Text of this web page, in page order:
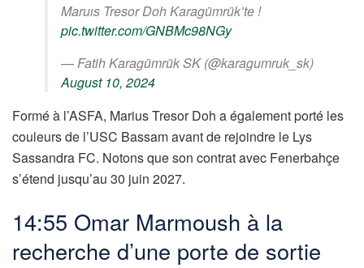
Maruıs Tresor Doh Karagümrük’te !
pic.twitter.com/GNBMc98NGy
— Fatih Karagümrük SK (@karagumruk_sk)
August 10, 2024
Formé à l’ASFA, Marius Tresor Doh a également porté les
couleurs de l’USC Bassam avant de rejoindre le Lys
Sassandra FC. Notons que son contrat avec Fenerbahçe
s’étend jusqu’au 30 juin 2027.
14:55 Omar Marmoush à la
recherche d’une porte de sortie